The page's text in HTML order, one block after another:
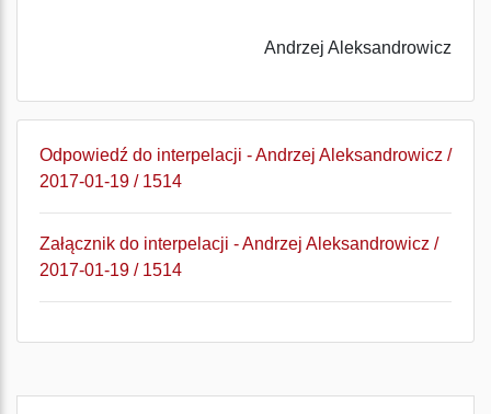
Andrzej Aleksandrowicz
Odpowiedź do interpelacji - Andrzej Aleksandrowicz /
2017-01-19 / 1514
Załącznik do interpelacji - Andrzej Aleksandrowicz /
2017-01-19 / 1514